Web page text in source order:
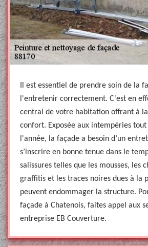
Il est essentiel de prendre soin de la
l'entretenir correctement. C’est en
central de votre habitation offrant à
confort. Exposée aux intempéries
l'année, la façade a besoin d’un
s’inscrire en bonne tenue dans le
salissures telles que les mousses, les
graffitis et les traces noires dues à la
peuvent endommager la structure.
façade à Chatenois, faites appel aux
entreprise EB Couverture.